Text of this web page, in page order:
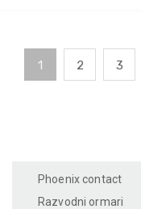
1 2 3
Phoenix contact
Razvodni ormari